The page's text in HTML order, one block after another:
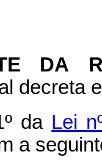
DA
decreta
da Lei
a